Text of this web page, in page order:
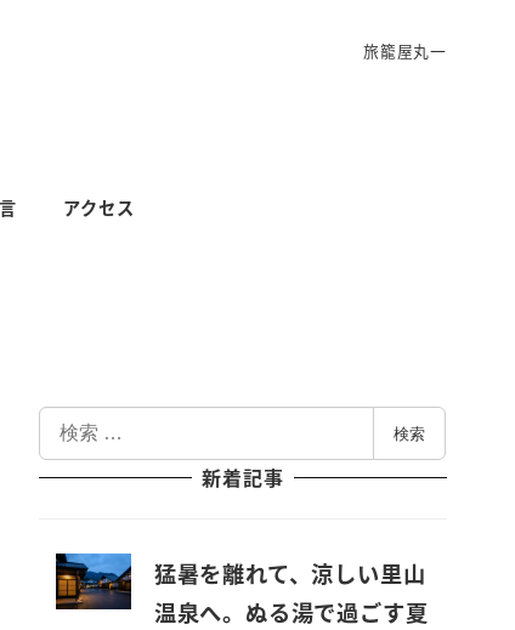
旅籠屋丸一
アクセス
索
検索
新着記事
猛暑を離れて、涼しい里山
温泉へ。ぬる湯で過ごす夏